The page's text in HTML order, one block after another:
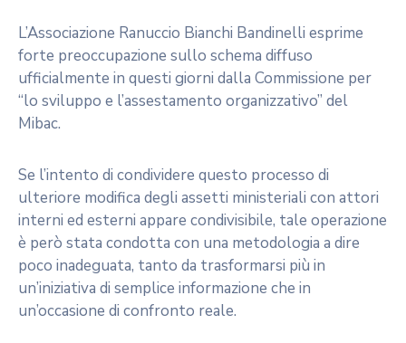
L’Associazione Ranuccio Bianchi Bandinelli esprime
forte preoccupazione sullo schema diffuso
ufficialmente in questi giorni dalla Commissione per
“lo sviluppo e l’assestamento organizzativo” del
Mibac.
Se l’intento di condividere questo processo di
ulteriore modifica degli assetti ministeriali con attori
interni ed esterni appare condivisibile, tale operazione
è però stata condotta con una metodologia a dire
poco inadeguata, tanto da trasformarsi più in
un’iniziativa di semplice informazione che in
un’occasione di confronto reale.